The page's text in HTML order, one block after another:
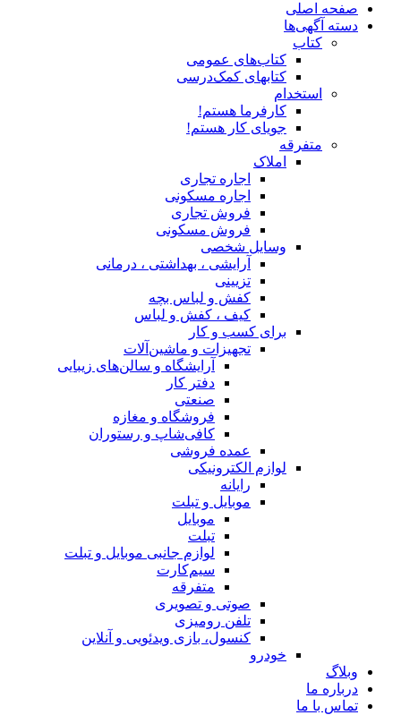
صفحه اصلی
دسته آگهی‌ها
کتاب
کتاب‌های عمومی
کتابهای کمک‌درسی
استخدام
کارفرما هستم!
جویای کار هستم!
متفرقه
املاک
اجاره تجاری
اجاره مسکونی
فروش تجاری
فروش مسکونی
وسایل شخصی
آرایشی ، بهداشتی ، درمانی
تزیینی
کفش و لباس بچه
کیف ، کفش و لباس
برای کسب و کار
تجهیزات و ماشین‌آلات
آرایشگاه و سالن‌های زیبایی
دفتر کار
صنعتی
فروشگاه و مغازه
کافی‌شاپ و رستوران
عمده فروشی
لوازم الکترونیکی
رایانه
موبایل و تبلت
موبایل
تبلت
لوازم جانبی موبایل و تبلت
سیم‌کارت
متفرقه
صوتی و تصویری
تلفن رومیزی
کنسول، بازی‌ ویدئویی و آنلاین
خودرو
وبلاگ
درباره ما
تماس با ما